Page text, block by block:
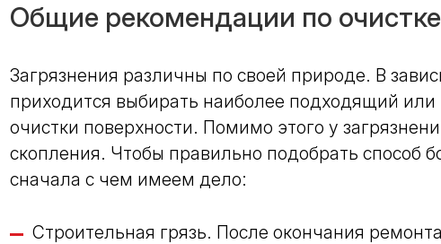
Общие рекомендации по
Загрязнения различны по своей природе. В
приходится выбирать наиболее подходящий
очистки поверхности. Помимо этого у
скопления. Чтобы правильно подобрать способ
сначала с чем имеем дело:
Строительная грязь. После окончания